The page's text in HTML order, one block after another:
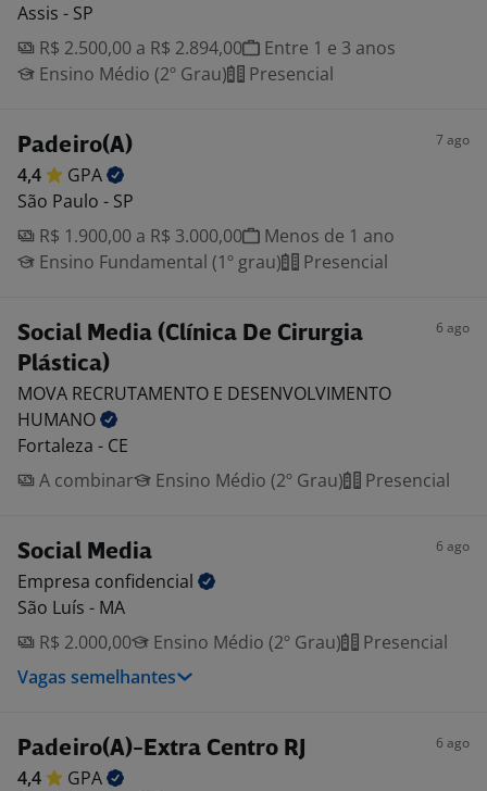
Assis - SP
R$ 2.500,00 a R$ 2.894,00
Entre 1 e 3 anos
Ensino Médio (2º Grau)
Presencial
Padeiro(A) 7 ago
4,4
GPA
São Paulo - SP
R$ 1.900,00 a R$ 3.000,00
Menos de 1 ano
Ensino Fundamental (1º grau)
Presencial
Social Media (Clínica De Cirurgia
Plástica)
6 ago
MOVA RECRUTAMENTO E DESENVOLVIMENTO
HUMANO
Fortaleza - CE
A combinar
Ensino Médio (2º Grau) Presencial
Social Media 6 ago
Empresa confidencial
São Luís - MA
R$ 2.000,00
Ensino Médio (2º Grau)
Presencial
Vagas semelhantes
Padeiro(A)-Extra Centro RJ 6 ago
4,4
GPA